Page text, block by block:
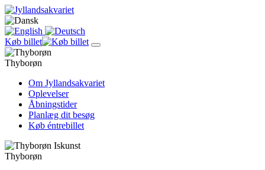
Køb billet
Thyborøn
Om Jyllandsakvariet
Oplevelser
Åbningstider
Planlæg dit besøg
Køb éntrebillet
Thyborøn